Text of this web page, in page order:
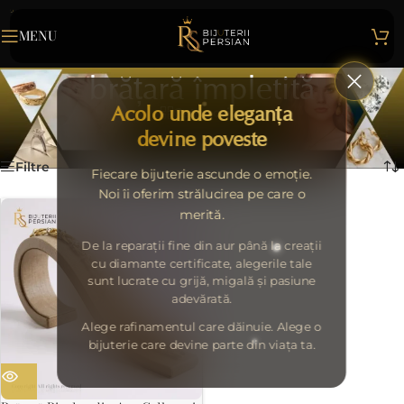
Acolo unde eleganța
devine poveste
Fiecare bijuterie ascunde o emoție.
Noi îi oferim strălucirea pe care o
merită.
De la reparații fine din aur până la creații
cu diamante certificate, alegerile tale
sunt lucrate cu grijă, migală și pasiune
adevărată.
Alege rafinamentul care dăinuie. Alege o
bijuterie care devine parte din viața ta.
MENU
brățară împletită
Categories
Home> brățară împletită Afișez singurul rezultat
Filtre